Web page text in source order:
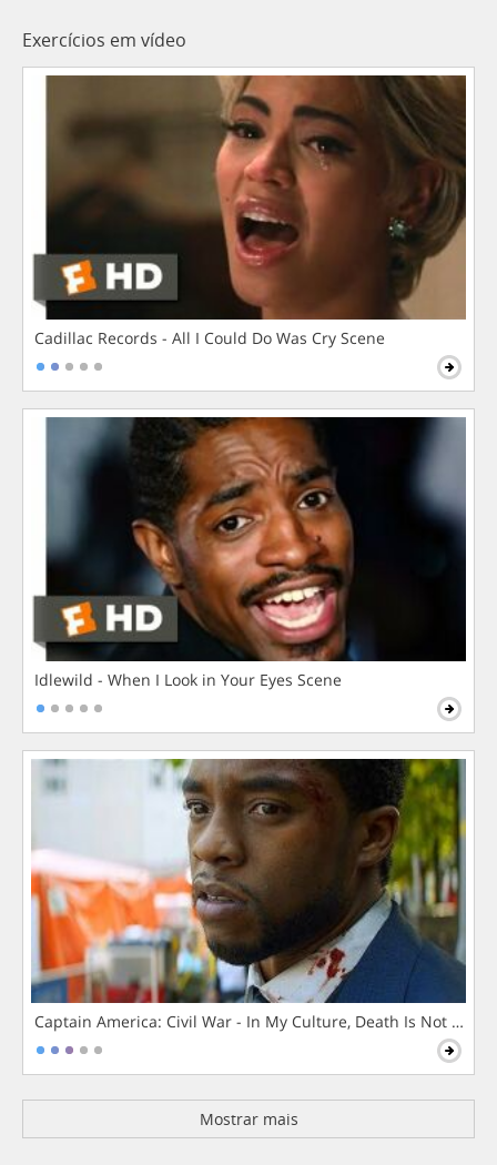
Exercícios em vídeo
Cadillac Records - All I Could Do Was Cry Scene
Idlewild - When I Look in Your Eyes Scene
Captain America: Civil War - In My Culture, Death Is Not The
Mostrar mais